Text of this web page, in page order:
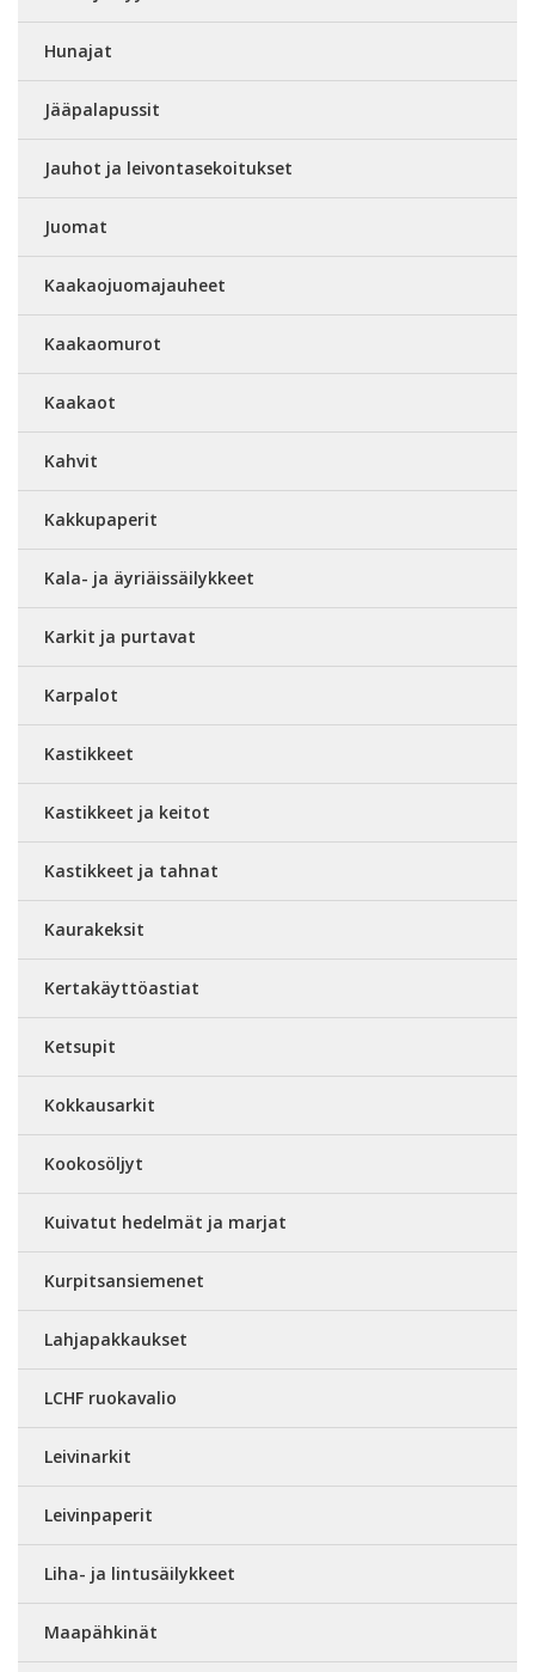
Hunajat
Jääpalapussit
Jauhot ja leivontasekoitukset
Juomat
Kaakaojuomajauheet
Kaakaomurot
Kaakaot
Kahvit
Kakkupaperit
Kala- ja äyriäissäilykkeet
Karkit ja purtavat
Karpalot
Kastikkeet
Kastikkeet ja keitot
Kastikkeet ja tahnat
Kaurakeksit
Kertakäyttöastiat
Ketsupit
Kokkausarkit
Kookosöljyt
Kuivatut hedelmät ja marjat
Kurpitsansiemenet
Lahjapakkaukset
LCHF ruokavalio
Leivinarkit
Leivinpaperit
Liha- ja lintusäilykkeet
Maapähkinät